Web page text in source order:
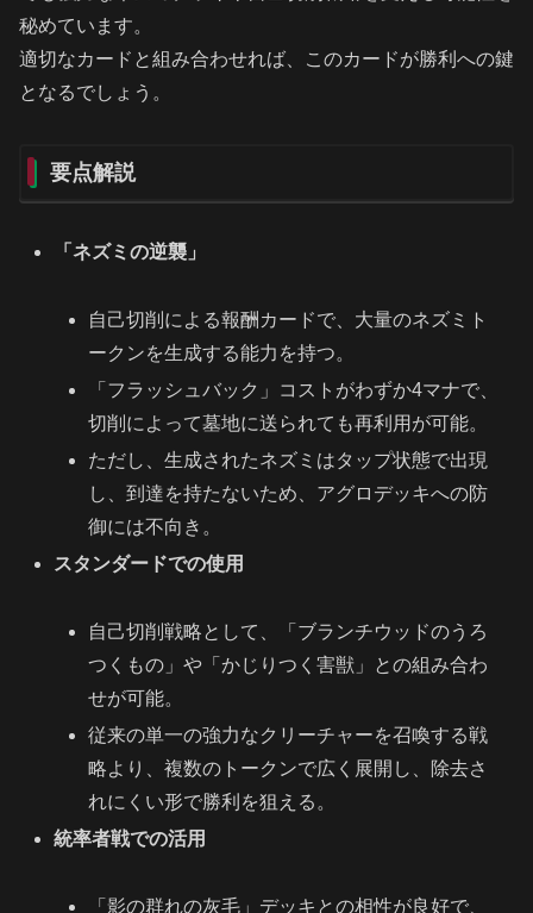
秘めています。
適切なカードと組み合わせれば、このカードが勝利への鍵
となるでしょう。
要点解説
「ネズミの逆襲」
自己切削による報酬カードで、大量のネズミト
ークンを生成する能力を持つ。
「フラッシュバック」コストがわずか4マナで、
切削によって墓地に送られても再利用が可能。
ただし、生成されたネズミはタップ状態で出現
し、到達を持たないため、アグロデッキへの防
御には不向き。
スタンダードでの使用
自己切削戦略として、「ブランチウッドのうろ
つくもの」や「かじりつく害獣」との組み合わ
せが可能。
従来の単一の強力なクリーチャーを召喚する戦
略より、複数のトークンで広く展開し、除去さ
れにくい形で勝利を狙える。
統率者戦での活用
「影の群れの灰毛」デッキとの相性が良好で、